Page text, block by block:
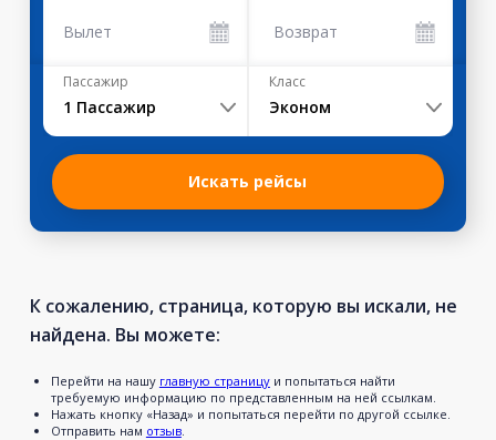
Вылет Возврат
Пассажир
1 Пассажир
Класс
Эконом
Искать рейсы
К сожалению, страница, которую вы искали, не
найдена. Вы можете:
Перейти на нашу главную страницуи попытаться найти
требуемую информацию по представленным на ней ссылкам.
Нажать кнопку «Назад» и попытаться перейти по другой ссылке.
Отправить нам отзыв.